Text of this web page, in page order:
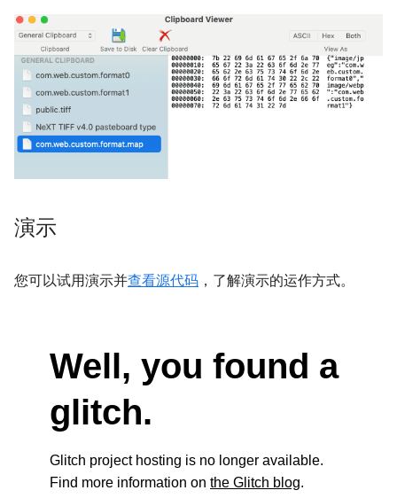
演示
您可以试用演示并查看源代码 ，了解演示的运作方式。